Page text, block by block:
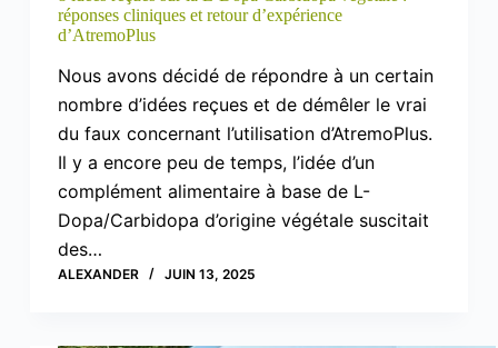
réponses cliniques et retour d’expérience
d’AtremoPlus
Nous avons décidé de répondre à un certain
nombre d’idées reçues et de démêler le vrai
du faux concernant l’utilisation d’AtremoPlus.
Il y a encore peu de temps, l’idée d’un
complément alimentaire à base de L-
Dopa/Carbidopa d’origine végétale suscitait
des…
ALEXANDER JUIN 13, 2025